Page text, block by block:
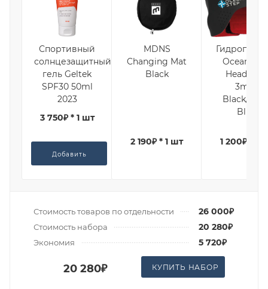
Спортивный
солнцезащитный
гель Geltek
SPF30 50ml
2023
3 750₽ * 1 шт
Добавить
MDNS
Changing Mat
Black
2 190₽ * 1 шт
Ocean
Headband
3mm
Black/
Blue
1 200₽ * 1
Стоимость товаров по отдельности 26 000₽
Стоимость набора 20 280₽
Экономия 5 720₽
20 280₽ КУПИТЬ НАБОР